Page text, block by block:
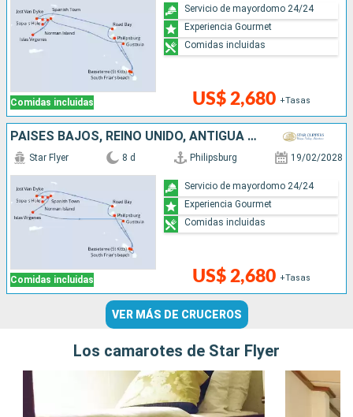
Comidas incluidas US$ 2,680 +Tasas
Servicio de mayordomo 24/24
Experiencia Gourmet
Comidas incluidas
PAISES BAJOS, REINO UNIDO, ANTIGUA Y BARBUDA
Comidas incluidas
Star Flyer 8 d Philipsburg 19/02/2028
US$ 2,680 +Tasas
Servicio de mayordomo 24/24
Experiencia Gourmet
Comidas incluidas
VER MÁS DE CRUCEROS
Los camarotes de Star Flyer